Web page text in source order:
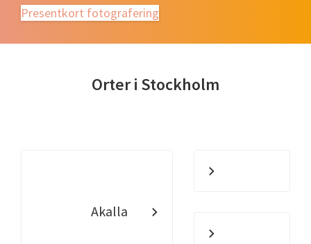
Presentkort fotografering
Orter i Stockholm
Akalla